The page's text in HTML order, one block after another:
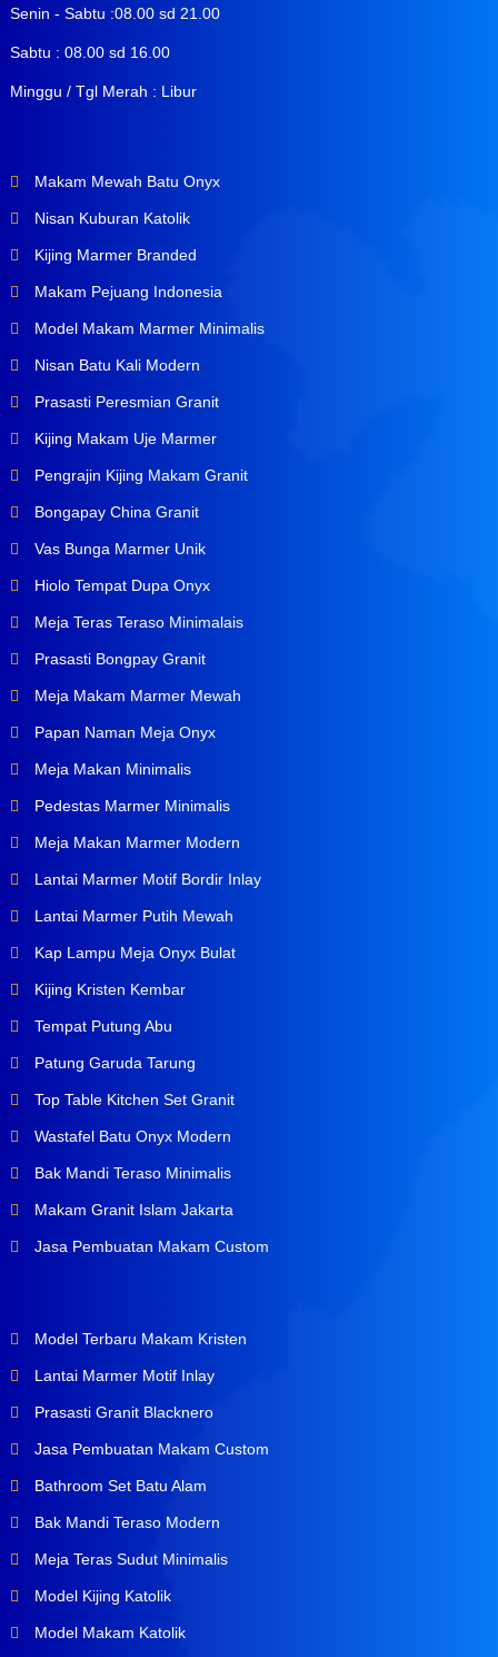
Senin - Sabtu :08.00 sd 21.00
Sabtu : 08.00 sd 16.00
Minggu / Tgl Merah : Libur
Makam Mewah Batu Onyx
Nisan Kuburan Katolik
Kijing Marmer Branded
Makam Pejuang Indonesia
Model Makam Marmer Minimalis
Nisan Batu Kali Modern
Prasasti Peresmian Granit
Kijing Makam Uje Marmer
Pengrajin Kijing Makam Granit
Bongapay China Granit
Vas Bunga Marmer Unik
Hiolo Tempat Dupa Onyx
Meja Teras Teraso Minimalais
Prasasti Bongpay Granit
Meja Makam Marmer Mewah
Papan Naman Meja Onyx
Meja Makan Minimalis
Pedestas Marmer Minimalis
Meja Makan Marmer Modern
Lantai Marmer Motif Bordir Inlay
Lantai Marmer Putih Mewah
Kap Lampu Meja Onyx Bulat
Kijing Kristen Kembar
Tempat Putung Abu
Patung Garuda Tarung
Top Table Kitchen Set Granit
Wastafel Batu Onyx Modern
Bak Mandi Teraso Minimalis
Makam Granit Islam Jakarta
Jasa Pembuatan Makam Custom
Model Terbaru Makam Kristen
Lantai Marmer Motif Inlay
Prasasti Granit Blacknero
Jasa Pembuatan Makam Custom
Bathroom Set Batu Alam
Bak Mandi Teraso Modern
Meja Teras Sudut Minimalis
Model Kijing Katolik
Model Makam Katolik